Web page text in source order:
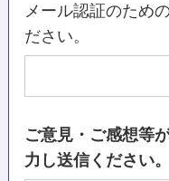
メール認証のため
ださい。
ご意見・ご感想等
力し送信ください。